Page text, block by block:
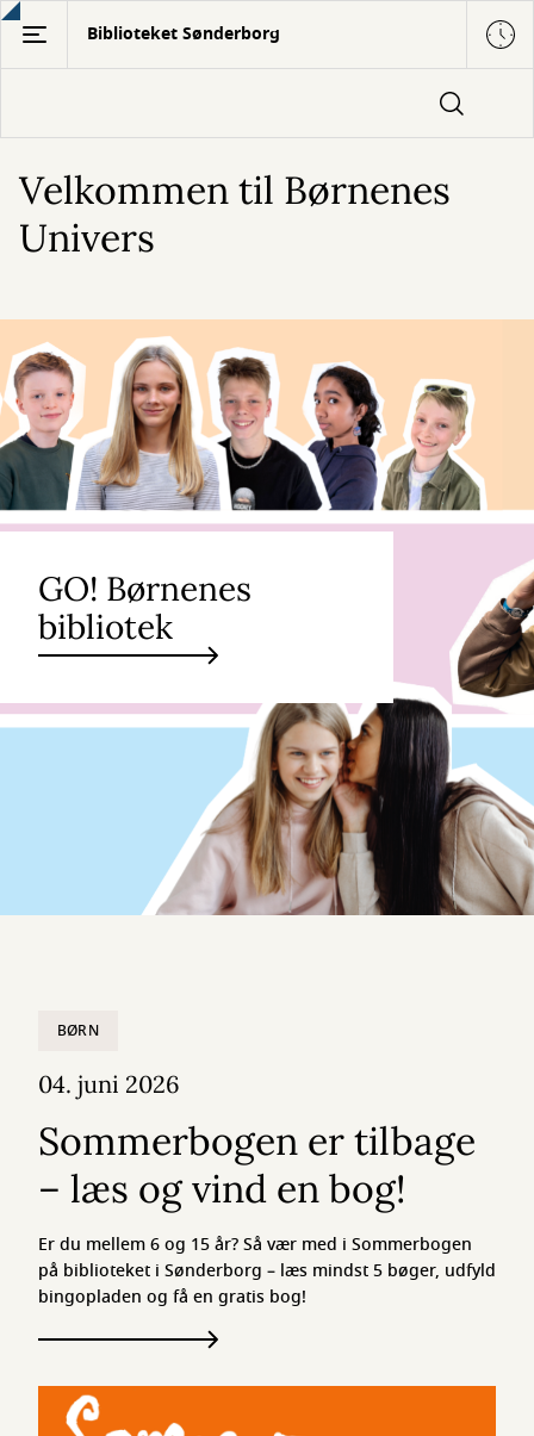
Gå
hovedindhold
Biblioteket Sønderborg
Velkommen til Børnenes
Univers
GO! Børnenes
bibliotek
BØRN
04. juni 2026
Sommerbogen er tilbage
– læs og vind en bog!
Er du mellem 6 og 15 år? Så vær med i Sommerbogen
på biblioteket i Sønderborg – læs mindst 5 bøger, udfyld
bingopladen og få en gratis bog!